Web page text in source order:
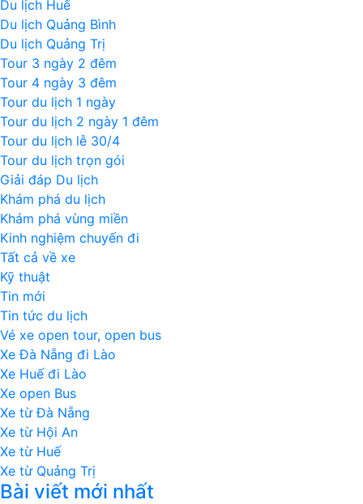
Du lịch Huế
Du lịch Quảng Bình
Du lịch Quảng Trị
Tour 3 ngày 2 đêm
Tour 4 ngày 3 đêm
Tour du lịch 1 ngày
Tour du lịch 2 ngày 1 đêm
Tour du lịch lễ 30/4
Tour du lịch trọn gói
Giải đáp Du lịch
Khám phá du lịch
Khám phá vùng miền
Kinh nghiệm chuyến đi
Tất cả về xe
Kỹ thuật
Tin mới
Tin tức du lịch
Vé xe open tour, open bus
Xe Đà Nẵng đi Lào
Xe Huế đi Lào
Xe open Bus
Xe từ Đà Nẵng
Xe từ Hội An
Xe từ Huế
Xe từ Quảng Trị
Bài viết mới nhất